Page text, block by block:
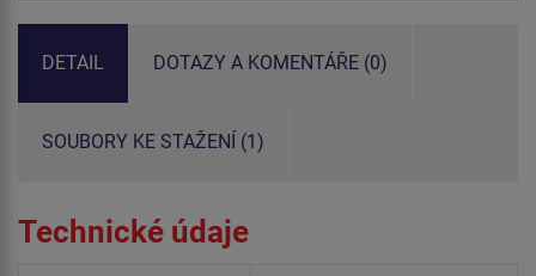
DETAIL DOTAZY A KOMENTÁŘE (0)
SOUBORY KE STAŽENÍ (1)
Technické údaje